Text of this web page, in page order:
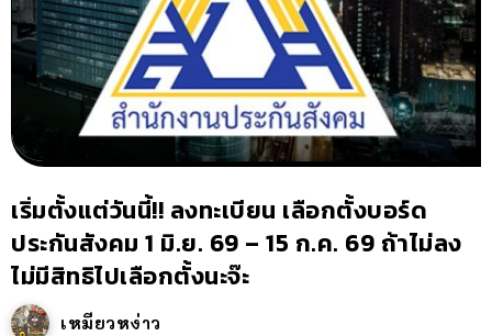
เริ่มตั้งแต่วันนี้!! ลงทะเบียน เลือกตั้งบอร์ด
ประกันสังคม 1 มิ.ย. 69 – 15 ก.ค. 69 ถ้าไม่ลง
ไม่มีสิทธิไปเลือกตั้งนะจ๊ะ
เหมียวหง่าว